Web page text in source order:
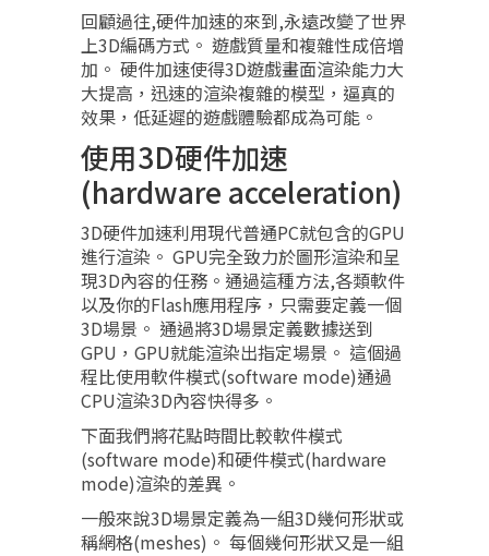
回顧過往,硬件加速的來到,永遠改變了世界
上3D編碼方式。 遊戲質量和複雜性成倍增
加。 硬件加速使得3D遊戲畫面渲染能力大
大提高，迅速的渲染複雜的模型，逼真的
效果，低延遲的遊戲體驗都成為可能。
使用3D硬件加速
(hardware acceleration)
3D硬件加速利用現代普通PC就包含的GPU
進行渲染。 GPU完全致力於圖形渲染和呈
現3D內容的任務。通過這種方法,各類軟件
以及你的Flash應用程序，只需要定義一個
3D場景。 通過將3D場景定義數據送到
GPU，GPU就能渲染出指定場景。 這個過
程比使用軟件模式(software mode)通過
CPU渲染3D內容快得多。
下面我們將花點時間比較軟件模式
(software mode)和硬件模式(hardware
mode)渲染的差異。
一般來說3D場景定義為一組3D幾何形狀或
稱網格(meshes)。 每個幾何形狀又是一組